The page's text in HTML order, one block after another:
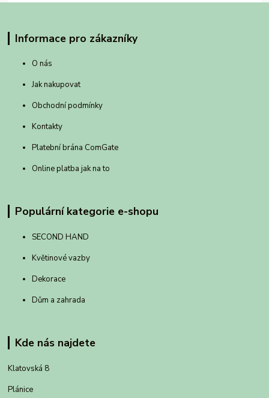
Informace pro zákazníky
O nás
Jak nakupovat
Obchodní podmínky
Kontakty
Platební brána ComGate
Online platba jak na to
Populární kategorie e-shopu
SECOND HAND
Květinové vazby
Dekorace
Dům a zahrada
Kde nás najdete
Klatovská 8
Plánice